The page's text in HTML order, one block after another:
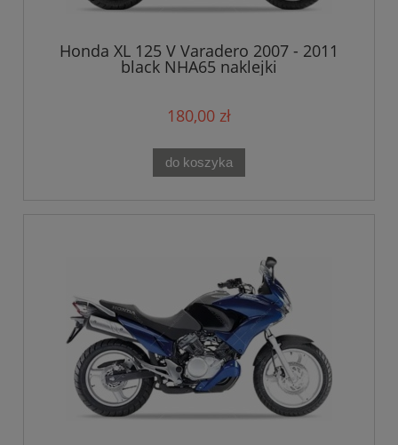
Honda XL 125 V Varadero 2007 - 2011
black NHA65 naklejki
180,00 zł
do koszyka